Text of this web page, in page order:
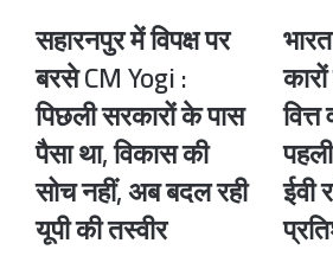
सहारनपुर
विपक्ष
पर
बरसे
CM
Yogi
पिछली
सहारनपुर में विपक्ष पर
बरसे CM Yogi :
पिछली सरकारों के पास
पैसा था, विकास की
सोच नहीं, अब बदल रही
यूपी की तस्वीर
भारत
कारों
की
रफ्तार
तेज,
वित्त
वर्ष
ईवी